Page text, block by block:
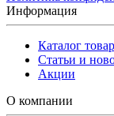
Информация
Каталог
Статьи и
Акции
О компании